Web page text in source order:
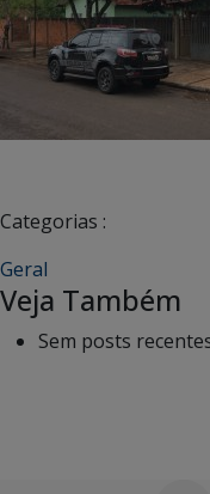
Categorias :
Geral
Veja Também
Sem posts